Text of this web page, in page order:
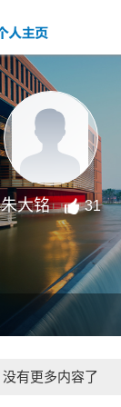
朱大铭 31
没有更多内容了